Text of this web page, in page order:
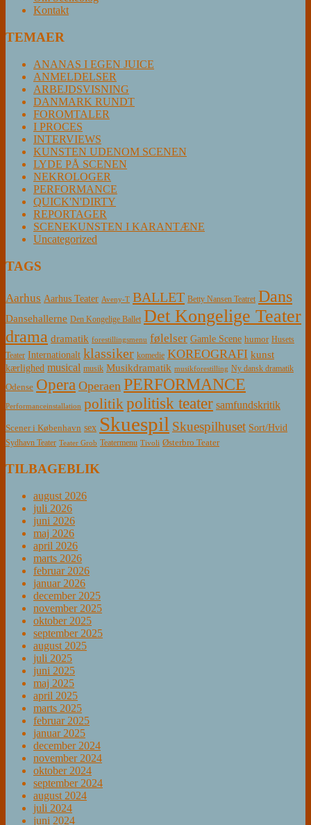
Kontakt
TEMAER
ANANAS I EGEN JUICE
ANMELDELSER
ARBEJDSVISNING
DANMARK RUNDT
FOROMTALER
I PROCES
INTERVIEWS
KUNSTEN UDENOM SCENEN
LYDE PÅ SCENEN
NEKROLOGER
PERFORMANCE
QUICK'N'DIRTY
REPORTAGER
SCENEKUNSTEN I KARANTÆNE
Uncategorized
TAGS
Aarhus Aarhus Teater Aveny-T BALLET Betty Nansen Teatret Dans
Dansehallerne Den Kongelige Ballet Det Kongelige Teater
drama dramatik forestillingsmenu følelser Gamle Scene humor Husets
Teater Internationalt klassiker komedie KOREOGRAFI kunst
kærlighed musical musik Musikdramatik musikforestilling Ny dansk dramatik
Odense Opera Operaen PERFORMANCE
Performanceinstallation politikpolitisk teater samfundskritik
Scener i København sex Skuespil Skuespilhuset Sort/Hvid
Sydhavn Teater Teater Grob Teatermenu Tivoli Østerbro Teater
TILBAGEBLIK
august 2026
juli 2026
juni 2026
maj 2026
april 2026
marts 2026
februar 2026
januar 2026
december 2025
november 2025
oktober 2025
september 2025
august 2025
juli 2025
juni 2025
maj 2025
april 2025
marts 2025
februar 2025
januar 2025
december 2024
november 2024
oktober 2024
september 2024
august 2024
juli 2024
juni 2024